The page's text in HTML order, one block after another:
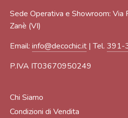
Sede Operativa e Showroom:
Zanè (VI)
Email: info@decochic.it | Tel. 391-
P.IVA IT03670950249
Chi Siamo
Condizioni di Vendita